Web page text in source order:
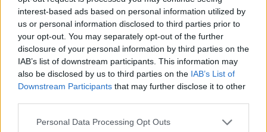
interest-based ads based on personal information utilized by
us or personal information disclosed to third parties prior to
your opt-out. You may separately opt-out of the further
disclosure of your personal information by third parties on the
IAB’s list of downstream participants. This information may
also be disclosed by us to third parties on the IAB’s List of
Downstream Participants that may further disclose it to other
Personal Data Processing Opt Outs